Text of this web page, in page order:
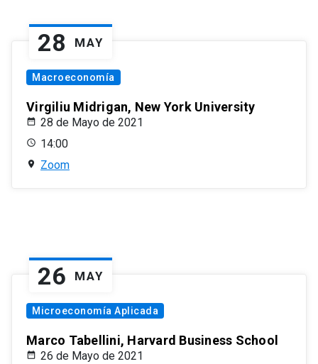
28 MAY
Macroeconomía
Virgiliu Midrigan, New York University
28 de Mayo de 2021
14:00
Zoom
26 MAY
Microeconomía Aplicada
Marco Tabellini, Harvard Business School
26 de Mayo de 2021